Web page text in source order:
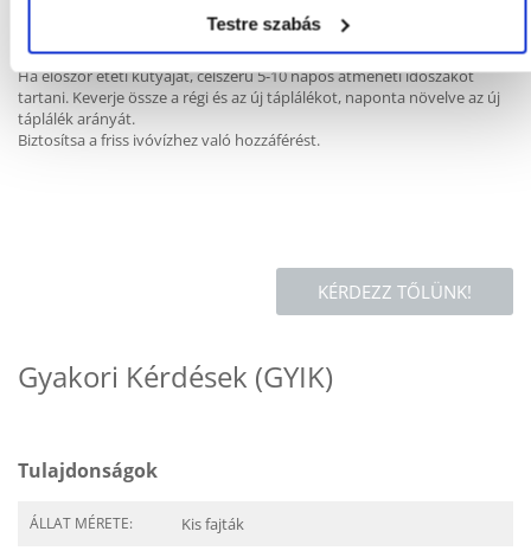
Testre szabás
Az adagokat a kutyához kell igazítani, figyelembe véve a kutya
állapotát, aktivitását, egészségi állapotát. Ossza a napi adagot több
étkezésre. Az eledelt szárazon vagy vízzel megnedvesítve lehet etetni.
Ha először eteti kutyáját, célszerű 5-10 napos átmeneti időszakot
tartani. Keverje össze a régi és az új táplálékot, naponta növelve az új
táplálék arányát.
Biztosítsa a friss ivóvízhez való hozzáférést.
KÉRDEZZ TŐLÜNK!
Gyakori Kérdések (GYIK)
Tulajdonságok
ÁLLAT MÉRETE: Kis fajták